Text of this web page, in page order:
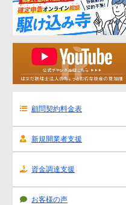
顧問契約料金表
新規開業者支援
資金調達支援
お客様の声